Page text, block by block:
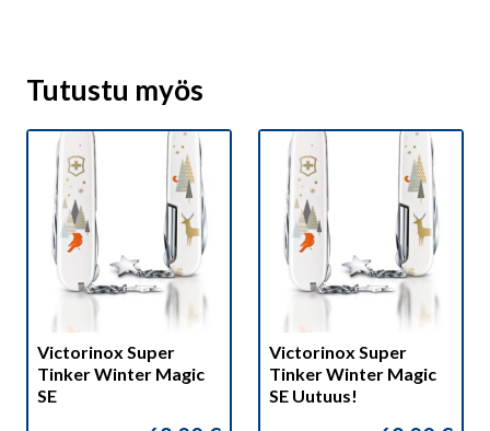
Tutustu myös
Victorinox Super
Tinker Winter Magic
SE
Victorinox Super
Tinker Winter Magic
SE Uutuus!